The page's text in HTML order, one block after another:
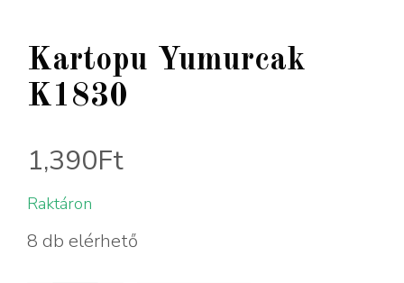
Kartopu Yumurcak
K1830
1,390Ft
Raktáron
8 db elérhető